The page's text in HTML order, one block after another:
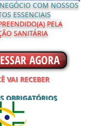
COM NOSSOS
ESSENCIAIS
PELA
SANITÁRIA
VAI RECEBER
OBRIGATÓRIOS
AGORA